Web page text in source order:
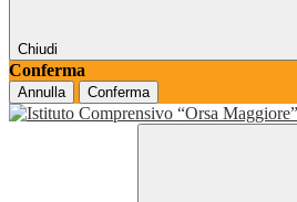
Chiudi
Conferma
Annulla Conferma